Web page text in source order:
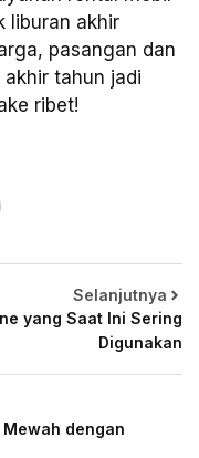
liburan akhir
pasangan dan
tahun jadi
ribet!
dengan
Selanjutnya
yang Saat Ini Sering
Digunakan